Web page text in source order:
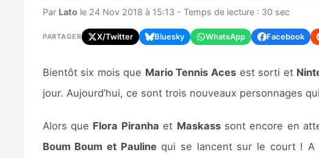
Par Latole 24 Nov 2018 à 15:13 - Temps de lecture : 30 sec
PARTAGER X/Twitter Bluesky WhatsApp Facebook
Bientôt six mois que Mario Tennis Acesest sorti et
jour. Aujourd’hui, ce sont trois nouveaux personnages
Alors que Flora Piranha et Maskasssont encore en
Boum Boum et Paulinequi se lancent sur le court ! A